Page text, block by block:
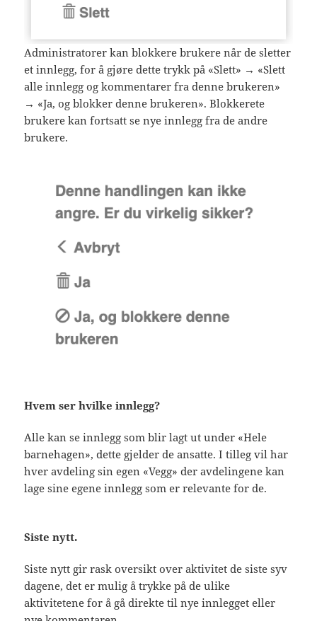
Administratorer kan blokkere brukere når de sletter
et innlegg, for å gjøre dette trykk på «Slett» → «Slett
alle innlegg og kommentarer fra denne brukeren»
→ «Ja, og blokker denne brukeren». Blokkerete
brukere kan fortsatt se nye innlegg fra de andre
brukere.
Hvem ser hvilke innlegg?
Alle kan se innlegg som blir lagt ut under «Hele
barnehagen», dette gjelder de ansatte. I tilleg vil har
hver avdeling sin egen «Vegg» der avdelingene kan
lage sine egene innlegg som er relevante for de.
Siste nytt.
Siste nytt gir rask oversikt over aktivitet de siste syv
dagene, det er mulig å trykke på de ulike
aktivitetene for å gå direkte til nye innlegget eller